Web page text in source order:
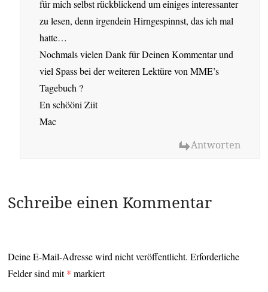
für mich selbst rückblickend um einiges interessanter
zu lesen, denn irgendein Hirngespinnst, das ich mal
hatte…
Nochmals vielen Dank für Deinen Kommentar und
viel Spass bei der weiteren Lektüre von MME’s
Tagebuch ?
En schööni Ziit
Mac
Antworten
Schreibe einen Kommentar
Deine E-Mail-Adresse wird nicht veröffentlicht. Erforderliche
Felder sind mit* markiert